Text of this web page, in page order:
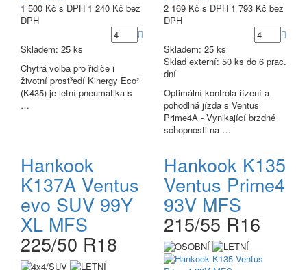
1 500 Kč s DPH 1 240 Kč bez
DPH
Skladem: 25 ks
Chytrá volba pro řidiče i
životní prostředí Kinergy Eco²
(K435) je letní pneumatika s
…
2 169 Kč s DPH 1 793 Kč bez
DPH
Skladem: 25 ks
Sklad externí: 50 ks do 6 prac.
dní
Optimální kontrola řízení a
pohodlná jízda s Ventus
Prime4A - Vynikající brzdné
schopnosti na …
Hankook
K137A Ventus
evo SUV 99Y
XL MFS
225/50 R18
Hankook K135
Ventus Prime4
93V MFS
215/55 R16